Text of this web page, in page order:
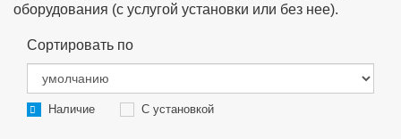
оборудования (с услугой установки или без нее).
Сортировать по
Наличие С установкой